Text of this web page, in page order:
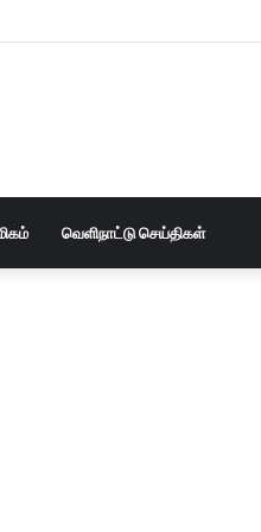
10 நிமிடத்தில் பழைய தோசக்கல்லை
வெளிநாட்டு செய்திகள்